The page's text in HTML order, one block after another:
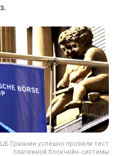
Грмании успешно провели тест
платежной блокчейн-системы